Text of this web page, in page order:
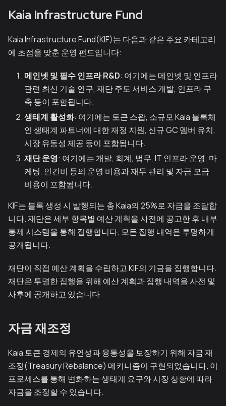
Kaia Infrastructure Fund
Kaia Infrastructure Fund(KIF)는 다음과 같은 주요 카테고리
에 초점을 맞춘 운영 펀드입니다:
메인넷 및 필수 인프라 R&D: 여기에는 메인넷 및 인프라
관련 최신 기술 연구, 재단 주도 서비스 개발, 인프라 구
축 등이 포함됩니다.
생태계 활성화: 여기에는 토큰 스왑, 소규모 Kaia 블록체
인 생태계 파트너에 대한 재정 지원, 신규 GC 멤버 유치,
시장 유동성 제공 등이 포함됩니다.
재단 운영: 여기에는 개발, 회계, 법무, IT 인프라 운영, 마
케팅, 인건비 등의 운영 비용과 재무 관리 및 자금 모금
비용이 포함됩니다.
KIF는 블록 생성 시 발행되는 총 Kaia의 25%로 자금을 조달합
니다. 재단은 세부 항목별 예산 계획을 사전에 공고한 후 내부
통제 시스템을 통해 집행합니다. 모든 집행 내역은 투명하게
공개됩니다.
재단이 직접 예산 계획을 수립하고 KIF의 기금을 집행합니다.
재단은 투명한 집행을 위해 예산 계획과 집행 내역을 사전 및
사후에 공개하고 있습니다.
자금 재조정
Kaia 토큰 경제의 유연성과 융통성을 보장하기 위해 자금 재
조정(Treasury Rebalance) 메커니즘이 구현되었습니다. 이
프로세스를 통해 변화하는 생태계 요구와 시장 상황에 따라
자금을 조정할 수 있습니다.